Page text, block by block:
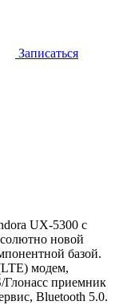
Записаться
UX-5300 с
новой
базой.
модем,
Глонасс приемник
Bluetooth 5.0.